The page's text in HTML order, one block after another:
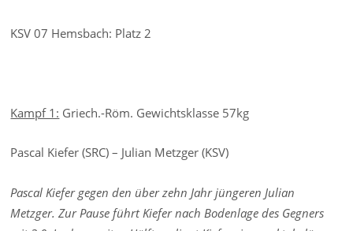
KSV 07 Hemsbach: Platz 2
Kampf 1: Griech.-Röm. Gewichtsklasse 57kg
Pascal Kiefer (SRC) – Julian Metzger (KSV)
Pascal Kiefer gegen den über zehn Jahr jüngeren Julian
Metzger. Zur Pause führt Kiefer nach Bodenlage des Gegners